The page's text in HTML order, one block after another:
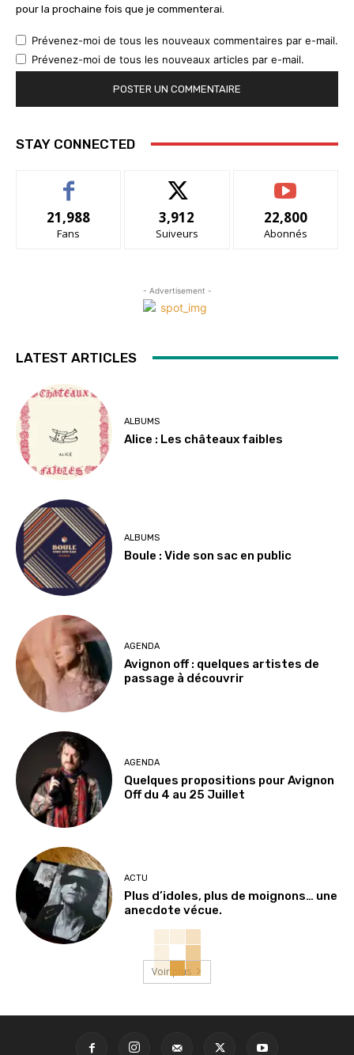
pour la prochaine fois que je commenterai.
Prévenez-moi de tous les nouveaux commentaires par e-mail.
Prévenez-moi de tous les nouveaux articles par e-mail.
STAY CONNECTED
21,988
Fans
3,912
Suiveurs
22,800
Abonnés
- Advertisement -
LATEST ARTICLES
ALBUMS
Alice : Les châteaux faibles
ALBUMS
Boule : Vide son sac en public
AGENDA
Avignon off : quelques artistes de
passage à découvrir
AGENDA
Quelques propositions pour Avignon
Off du 4 au 25 Juillet
ACTU
Plus d’idoles, plus de moignons… une
anecdote vécue.
Voir plus